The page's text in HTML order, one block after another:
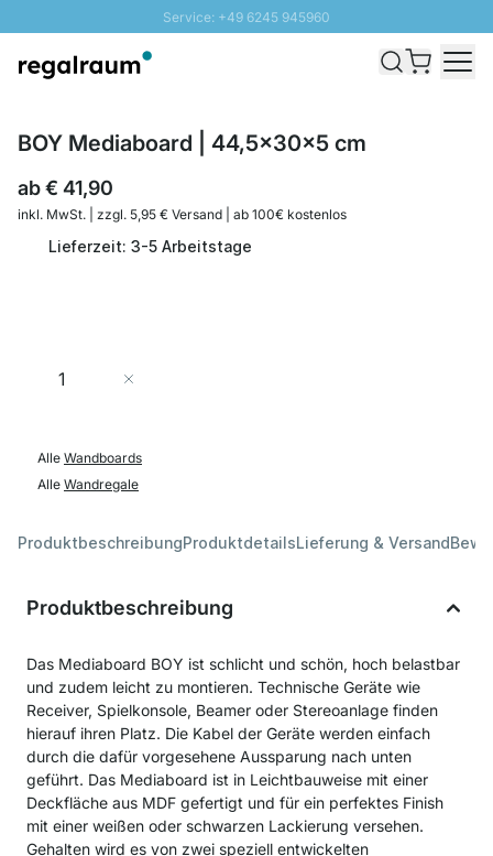
Service: +49 6245 945960
Schnelle Lieferung - Gratis Versand ab 100€
BOY Mediaboard | 44,5x30x5 cm
ab€ 41,90
inkl. MwSt. | zzgl. 5,95 € Versand | ab 100€ kostenlos
Lieferzeit: 3-5 Arbeitstage
Menge
Alle Wandboards
Alle Wandregale
ProduktbeschreibungProduktdetailsLieferung & Versand
Produktbeschreibung
Das Mediaboard BOY ist schlicht und schön, hoch belastbar
und zudem leicht zu montieren. Technische Geräte wie
Receiver, Spielkonsole, Beamer oder Stereoanlage finden
hierauf ihren Platz. Die Kabel der Geräte werden einfach
durch die dafür vorgesehene Aussparung nach unten
geführt. Das Mediaboard ist in Leichtbauweise mit einer
Deckfläche aus MDF gefertigt und für ein perfektes Finish
mit einer weißen oder schwarzen Lackierung versehen.
Gehalten wird es von zwei speziell entwickelten